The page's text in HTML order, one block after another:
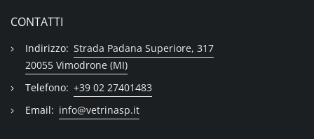
CONTATTI
Indirizzo: Strada Padana Superiore, 317
20055 Vimodrone (MI)
Telefono: +39 02 27401483
Email: info@vetrinasp.it